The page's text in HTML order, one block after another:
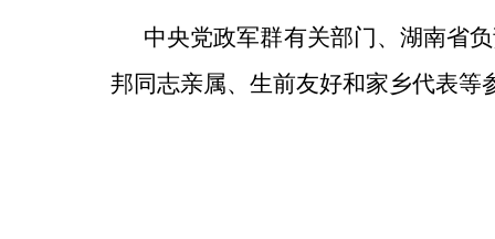
中央党政军群有关部门、湖南省
邦同志亲属、生前友好和家乡代表等